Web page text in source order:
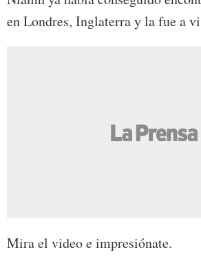
en Londres, Inglaterra y la fue a
Mira el video e impresiónate.